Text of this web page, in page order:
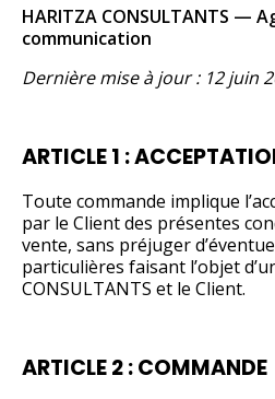
HARITZA CONSULTANTS —
communication
Dernière mise à jour : 12 juin
ARTICLE 1 :
Toute commande implique
par le Client des présentes
vente, sans préjuger
particulières faisant l’objet
CONSULTANTS et le Client.
ARTICLE 2 : COMMANDE